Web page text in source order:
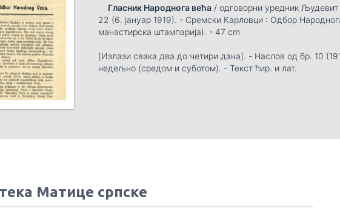
Гласник Народнога већа / одговорни уредник
22 (6. јануар 1919). - Сремски Карловци : Одбор
манастирска штампарија). - 47 cm
[Излази свака два до четири дана]. - Наслов од бр. 10
недељно (средом и суботом). - Текст ћир. и лат.
Матице српске